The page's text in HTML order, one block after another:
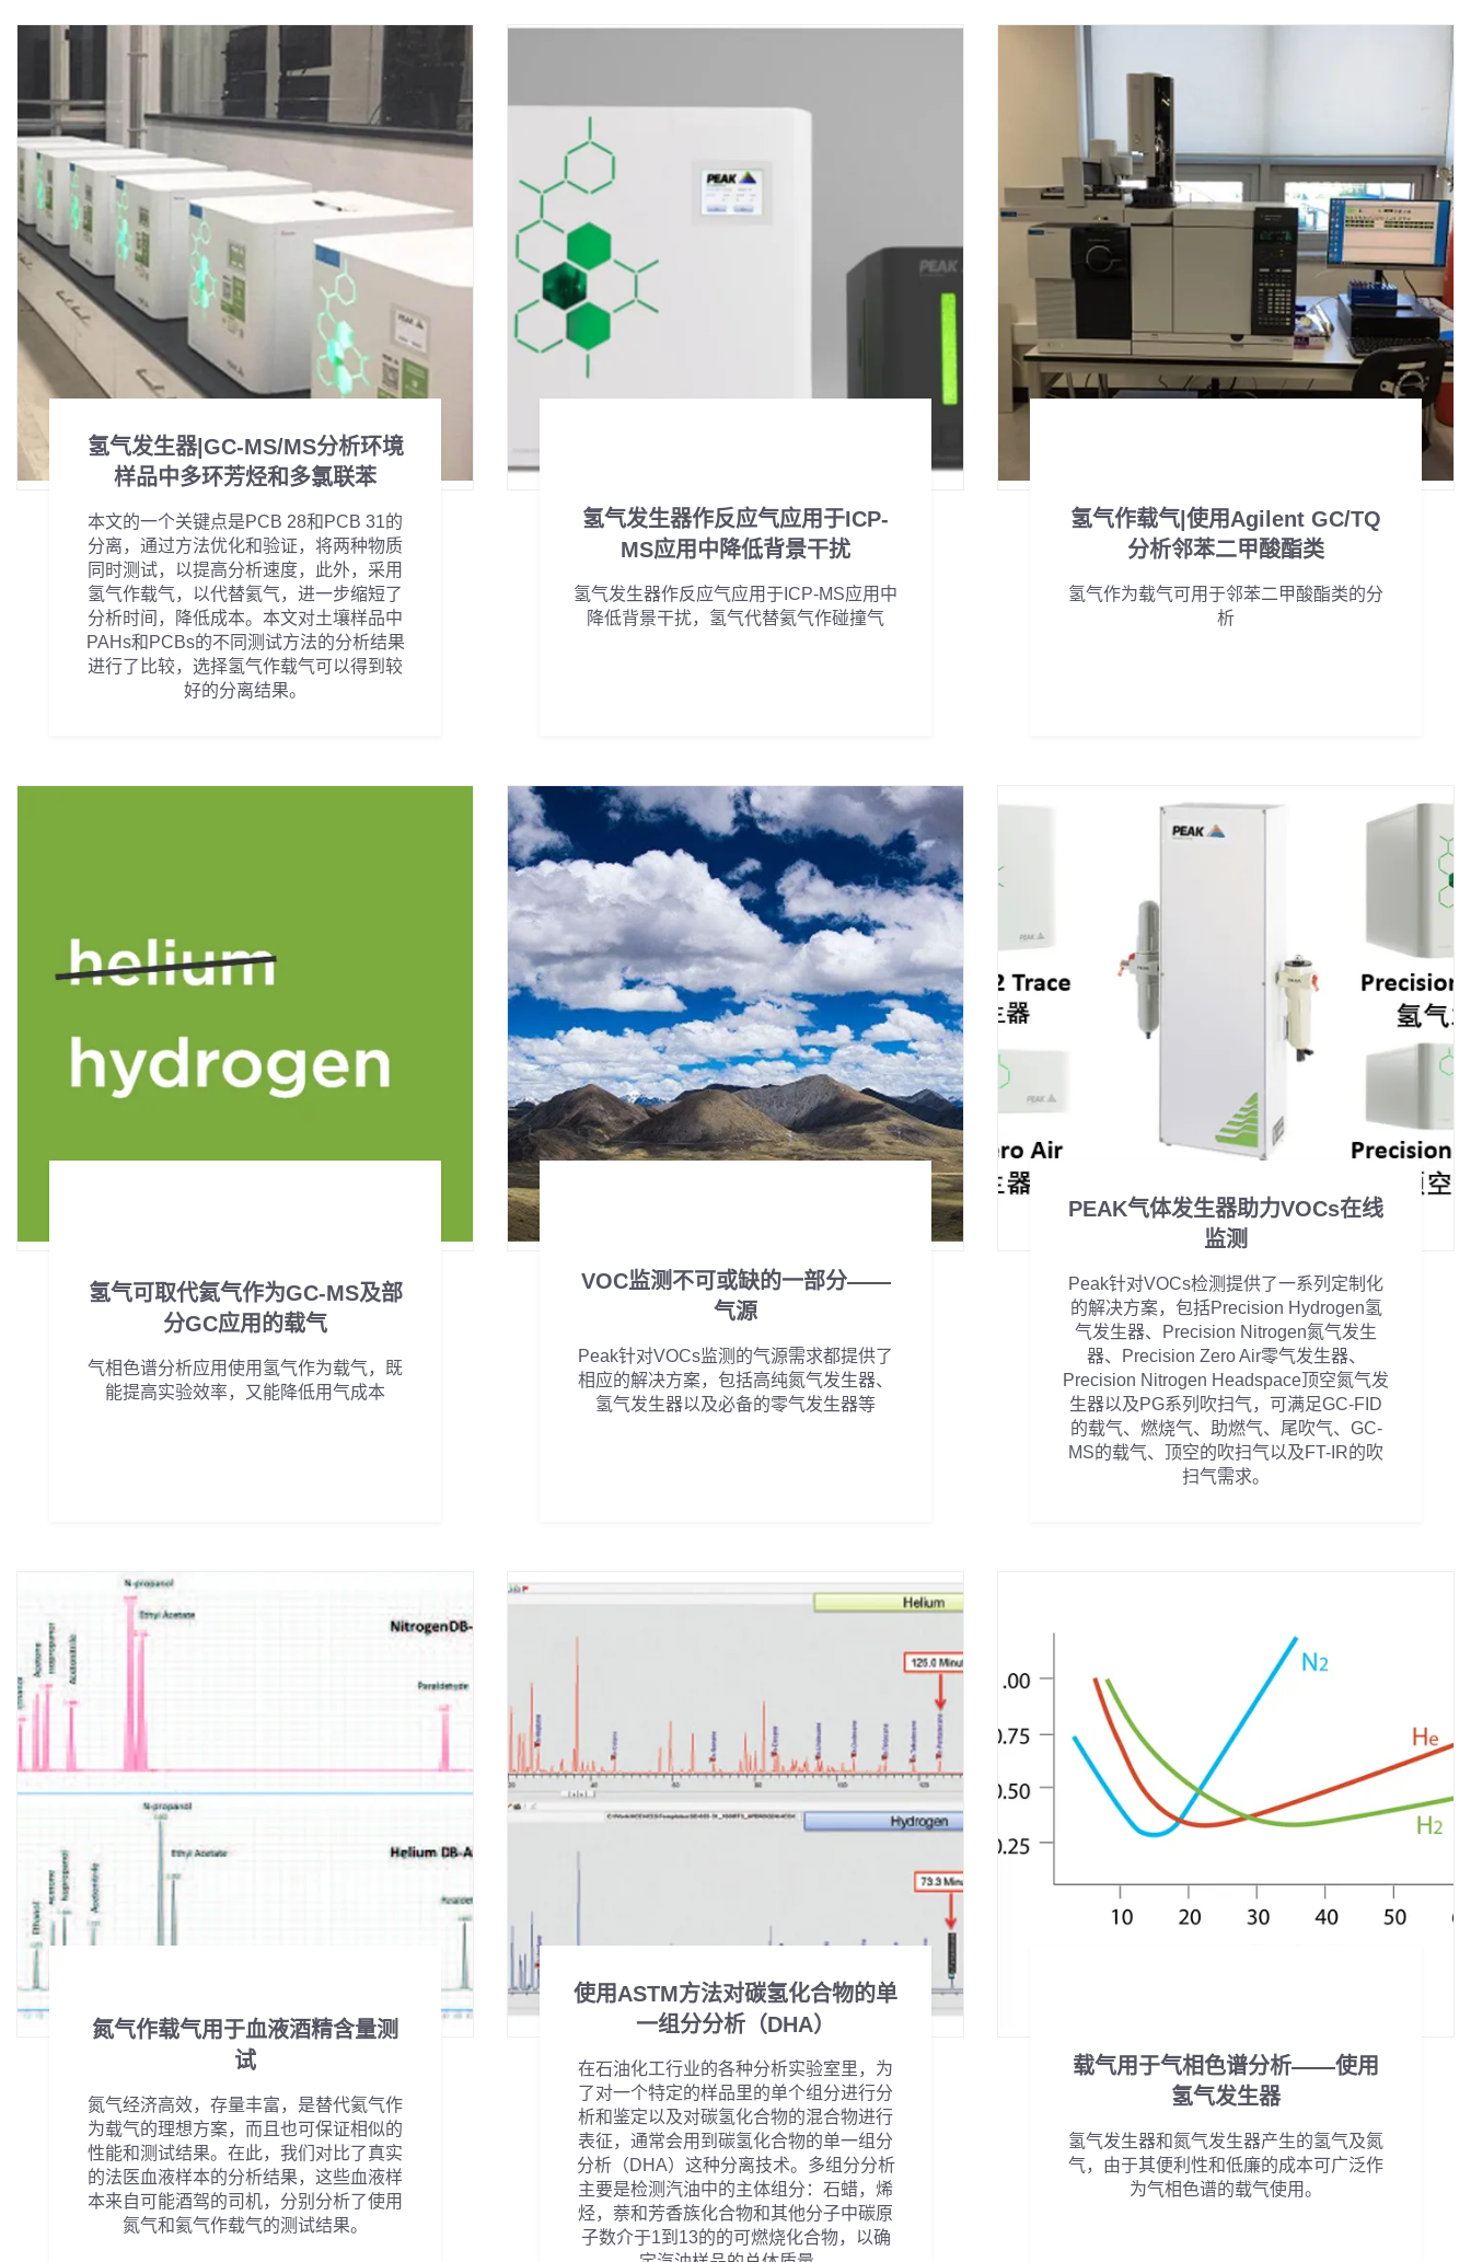
氢气发生器|GC-MS/MS分析环境
样品中多环芳烃和多氯联苯
本文的一个关键点是PCB 28和PCB 31的
分离，通过方法优化和验证，将两种物质
同时测试，以提高分析速度，此外，采用
氢气作载气，以代替氦气，进一步缩短了
分析时间，降低成本。本文对土壤样品中
PAHs和PCBs的不同测试方法的分析结果
进行了比较，选择氢气作载气可以得到较
好的分离结果。
氢气发生器作反应气应用于ICP-
MS应用中降低背景干扰
氢气发生器作反应气应用于ICP-MS应用中
降低背景干扰，氢气代替氦气作碰撞气
氢气作载气|使用Agilent GC/TQ
分析邻苯二甲酸酯类
氢气作为载气可用于邻苯二甲酸酯类的分
析
氢气可取代氦气作为GC-MS及部
分GC应用的载气
气相色谱分析应用使用氢气作为载气，既
能提高实验效率，又能降低用气成本
VOC监测不可或缺的一部分——
气源
Peak针对VOCs监测的气源需求都提供了
相应的解决方案，包括高纯氮气发生器、
氢气发生器以及必备的零气发生器等
PEAK气体发生器助力VOCs在线
监测
Peak针对VOCs检测提供了一系列定制化
的解决方案，包括Precision Hydrogen氢
气发生器、Precision Nitrogen氮气发生
器、Precision Zero Air零气发生器、
Precision Nitrogen Headspace顶空氮气发
生器以及PG系列吹扫气，可满足GC-FID
的载气、燃烧气、助燃气、尾吹气、GC-
MS的载气、顶空的吹扫气以及FT-IR的吹
扫气需求。
氮气作载气用于血液酒精含量测
试
氮气经济高效，存量丰富，是替代氦气作
为载气的理想方案，而且也可保证相似的
性能和测试结果。在此，我们对比了真实
的法医血液样本的分析结果，这些血液样
本来自可能酒驾的司机，分别分析了使用
氮气和氦气作载气的测试结果。
使用ASTM方法对碳氢化合物的单
一组分分析（DHA）
在石油化工行业的各种分析实验室里，为
了对一个特定的样品里的单个组分进行分
析和鉴定以及对碳氢化合物的混合物进行
表征，通常会用到碳氢化合物的单一组分
分析（DHA）这种分离技术。多组分分析
主要是检测汽油中的主体组分：石蜡，烯
烃，萘和芳香族化合物和其他分子中碳原
子数介于1到13的的可燃烧化合物，以确
载气用于气相色谱分析——使用
氢气发生器
氢气发生器和氮气发生器产生的氢气及氮
气，由于其便利性和低廉的成本可广泛作
为气相色谱的载气使用。